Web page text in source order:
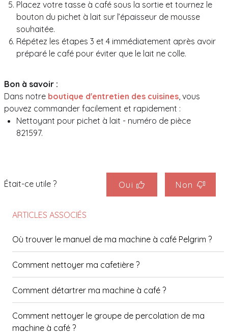
Placez votre tasse à café sous la sortie et tournez le
bouton du pichet à lait sur l’épaisseur de mousse
souhaitée.
Répétez les étapes 3 et 4 immédiatement après avoir
préparé le café pour éviter que le lait ne colle.
Bon à savoir :
Dans notre boutique d'entretien des cuisines, vous
pouvez commander facilement et rapidement :
Nettoyant pour pichet à lait - numéro de pièce
821597.
Était-ce utile ? Oui Non
ARTICLES ASSOCIÉS
Où trouver le manuel de ma machine à café Pelgrim ?
Comment nettoyer ma cafetière ?
Comment détartrer ma machine à café ?
Comment nettoyer le groupe de percolation de ma
machine à café ?